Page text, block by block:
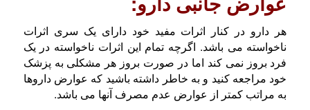
هر دارو در کنار اثرات مفید خود دارای یک سری اثرات
ناخواسته می باشد. اگرچه تمام این اثرات ناخواسته در یک
فرد بروز نمی کند اما در صورت بروز هر مشکلی به پزشک
خود مراجعه کنید و به خاطر داشته باشید که عوارض داروها
به مراتب کمتر از عوارض عدم مصرف آنها می باشد.